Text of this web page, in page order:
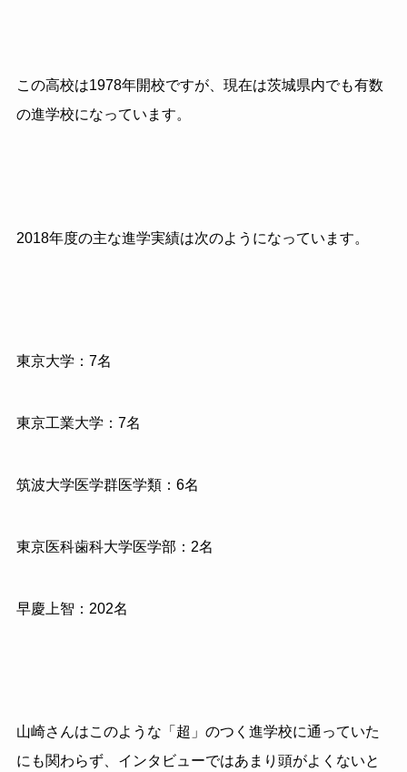
この高校は1978年開校ですが、現在は茨城県内でも有数
の進学校になっています。
2018年度の主な進学実績は次のようになっています。
東京大学：7名
東京工業大学：7名
筑波大学医学群医学類：6名
東京医科歯科大学医学部：2名
早慶上智：202名
山崎さんはこのような「超」のつく進学校に通っていた
にも関わらず、インタビューではあまり頭がよくないと